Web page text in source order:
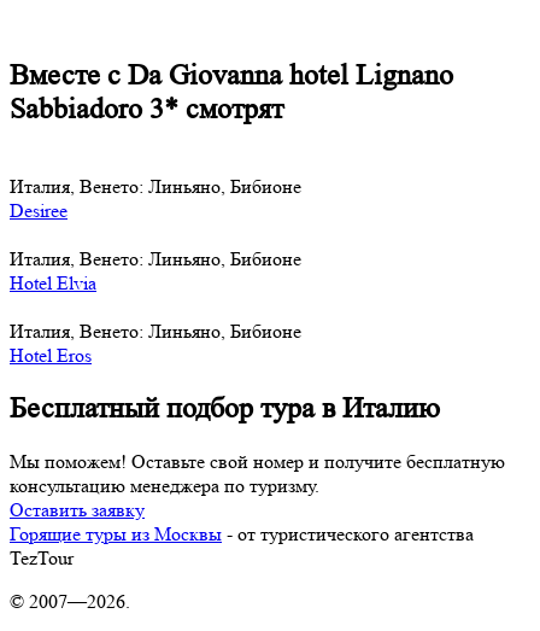
Вместе с Da Giovanna hotel Lignano
Sabbiadoro 3* смотрят
Италия, Венето: Линьяно, Бибионе
Desiree
Италия, Венето: Линьяно, Бибионе
Hotel Elvia
Италия, Венето: Линьяно, Бибионе
Hotel Eros
Бесплатный подбор тура в Италию
Мы поможем! Оставьте свой номер и получите бесплатную
консультацию менеджера по туризму.
Оставить заявку
Горящие туры из Москвы - от туристического агентства
TezTour
© 2007—2026.